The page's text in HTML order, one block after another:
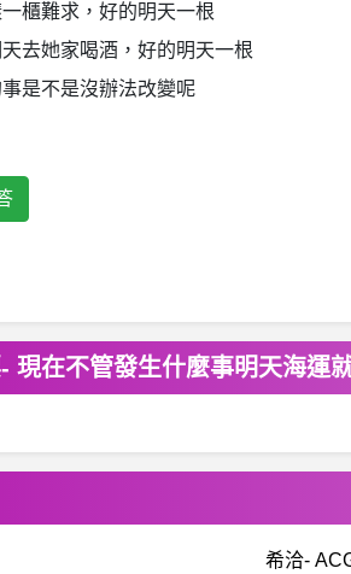
櫃難求，好的明天一根
去她家喝酒，好的明天一根
是不是沒辦法改變呢
現在不管發生什麼事明天海運
希洽-